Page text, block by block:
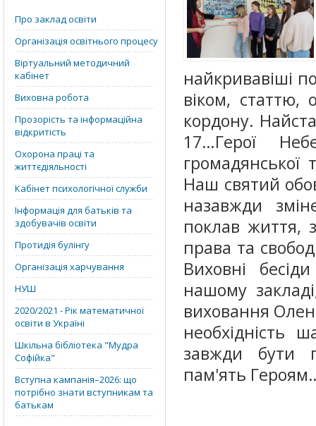
Про заклад освіти
Організація освітнього процесу
Віртуальний методичний
кабінет
Виховна робота
Прозорість та інформаційна
відкритість
Охорона праці та
життєдіяльності
Кабінет психологічної служби
Інформація для батьків та
здобувачів освіти
Протидія булінгу
Організація харчування
НУШ
2020/2021 - Рік математичної
освіти в Україні
Шкільна бібліотека "Мудра
Софійка"
Вступна кампанія–2026: що
потрібно знати вступникам та
батькам
найкривавіші
віком, статтю,
кордону.
17…Герої
громадянської
Наш святий
назавжди
поклав життя,
права та
Виховні
нашому
виховання
необхідність
завжди бути
пам'ять